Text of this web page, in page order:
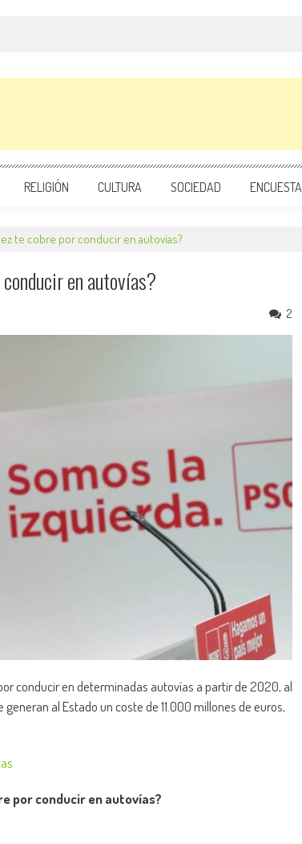
RELIGIÓN CULTURA SOCIEDAD
te cobre por conducir en autovías?
en autovías?
2
conducir en determinadas autovías a partir de 2020, al
al Estado un coste de 11.000 millones de euros,
por conducir en autovías?